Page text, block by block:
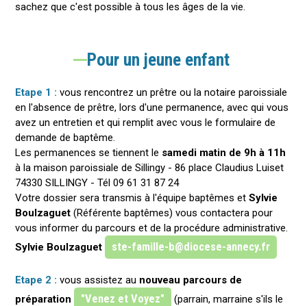
sachez que c'est possible à tous les âges de la vie.
Pour un jeune enfant
Etape 1 :vous rencontrez un prêtre ou la notaire paroissiale
en l'absence de prêtre, lors d'une permanence, avec qui vous
avez un entretien et qui remplit avec vous le formulaire de
demande de baptême.
Les permanences se tiennent le samedi matin de 9h à 11h
à la maison paroissiale de Sillingy - 86 place Claudius Luiset
74330 SILLINGY - Tél 09 61 31 87 24
Votre dossier sera transmis à l'équipe baptêmes etSylvie
Boulzaguet (Référente baptêmes) vous contactera pour
vous informer du parcours et de la procédure administrative.
Sylvie Boulzaguet
ste-famille-b@diocese-annecy.fr
Etape 2 :vous assistez au nouveau parcours de
préparation
"Venez et Voyez"
(parrain, marraine s'ils le